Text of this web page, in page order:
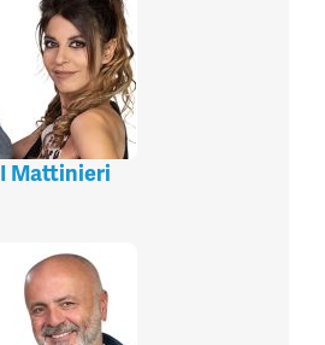
I Mattinieri